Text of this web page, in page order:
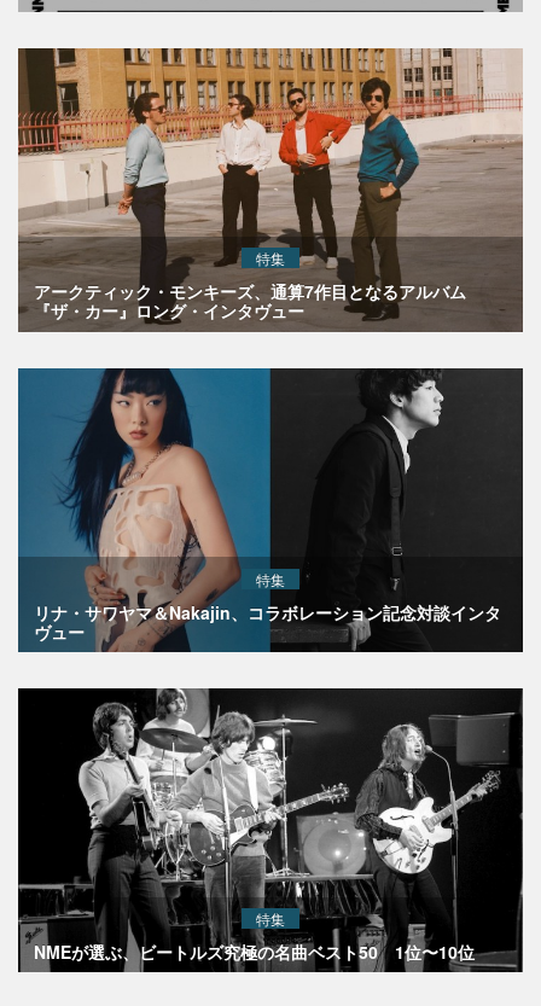
特集
アークティック・モンキーズ、通算7作目となるアルバム
『ザ・カー』ロング・インタヴュー
特集
リナ・サワヤマ＆Nakajin、コラボレーション記念対談インタ
ヴュー
特集
NMEが選ぶ、ビートルズ究極の名曲ベスト50 1位〜10位